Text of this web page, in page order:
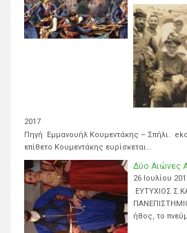
2017
Πηγή Εμμανουήλ Κουμεντάκης – Σπήλι.
επίθετο Κουμεντάκης ευρίσκεται…
Δύο Αιώνες
26 Ιουλίου
ΕΥΤΥΧΙΟΣ
ήθος, το